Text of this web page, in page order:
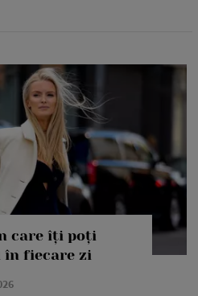
care îți poți
în fiecare zi